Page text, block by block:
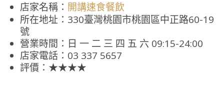
店家名稱： 開講速食餐飲
所在地址：330臺灣桃園市桃園區中正路60-19
號
營業時間：日 一 二 三 四 五 六 09:15-24:00
店家電話：03 337 5657
評價：★★★★